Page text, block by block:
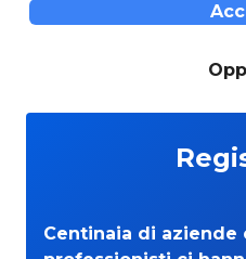
Centinaia di aziende